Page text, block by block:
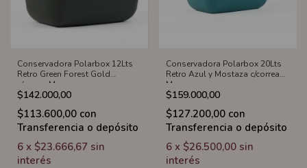
Conservadora Polarbox 12Lts
Retro Green Forest Gold
c/correa Marron
$142.000,00
$113.600,00 con
Transferencia o depósito
6 x $23.666,67 sin
interés
Conservadora Polarbox 20Lts
Retro Azul y Mostaza c/correa
Marron
$159.000,00
$127.200,00 con
Transferencia o depósito
6 x $26.500,00 sin
interés